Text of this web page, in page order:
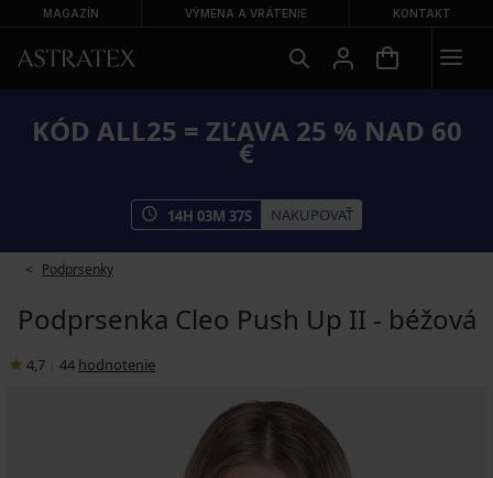
MAGAZÍN VÝMENA A VRÁTENIE KONTAKT
KÓD ALL25 = ZĽAVA 25 % NAD 60
€
14H 03M 36S NAKUPOVAŤ
Podprsenky
Podprsenka Cleo Push Up II - béžová
4,7 44 hodnotenie